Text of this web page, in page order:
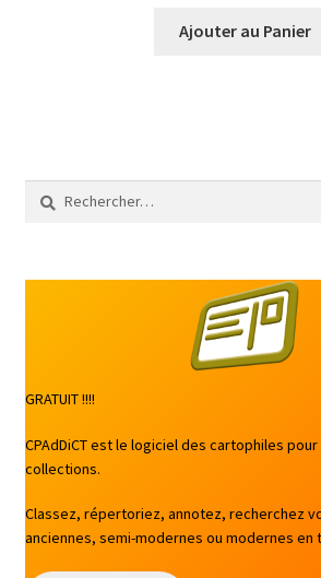
Ajouter au Panier
Rechercher :
GRATUIT !!!!
CPAdDiCT est le logiciel des cartophiles
collections.
Classez, répertoriez, annotez, recherchez
anciennes, semi-modernes ou modernes en